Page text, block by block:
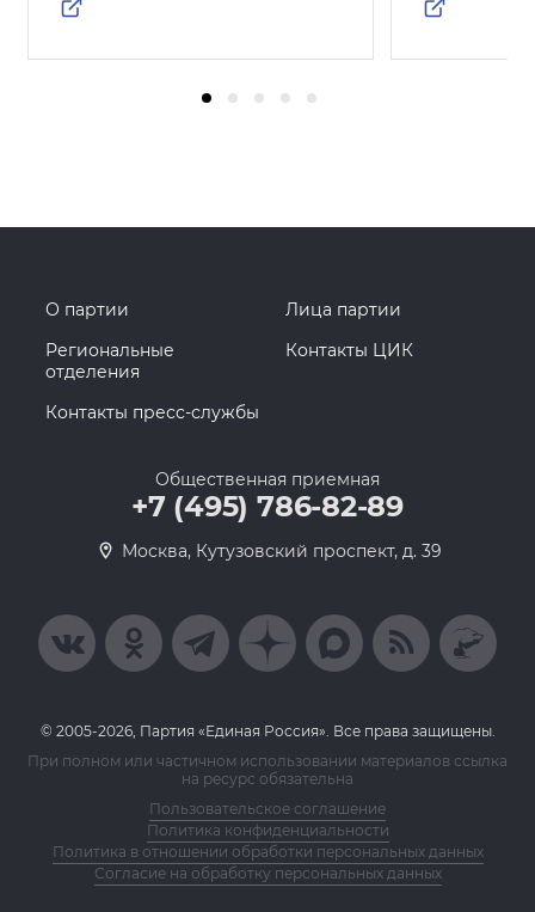
О партии
Лица партии
Региональные
отделения
Контакты ЦИК
Контакты пресс-службы
Общественная приемная
+7 (495) 786-82-89
Москва, Кутузовский проспект, д. 39
© 2005-2026, Партия «Единая Россия». Все права защищены.
При полном или частичном использовании материалов ссылка
на ресурс обязательна
Пользовательское соглашение
Политика конфиденциальности
Политика в отношении обработки персональных данных
Согласие на обработку персональных данных